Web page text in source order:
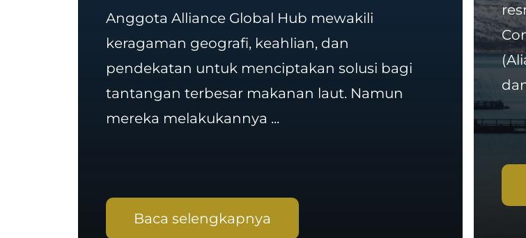
Anggota Alliance Global Hub mewakili
keragaman geografi, keahlian, dan
pendekatan untuk menciptakan solusi bagi
tantangan terbesar makanan laut. Namun
mereka melakukannya ...
Baca selengkapnya